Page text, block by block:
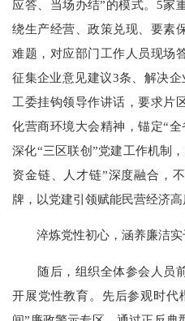
应答、当场办结”的模式。5家
绕生产经营、政策兑现、要素
难题，对应部门工作人员现场
征集企业意见建议3条、解决
工委挂钩领导作讲话，要求片
化营商环境大会精神，锚定“
深化“三区联创”党建工作机制
资金链、人才链”深度融合，
牌，以党建引领赋能民营经济高
淬炼党性初心，涵养廉洁实
随后，组织全体参会人员前
开展党性教育。先后参观时代